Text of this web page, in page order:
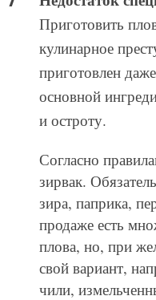
Приготовить
кулинарное
приготовлен
основной
и остроту.
Согласно
зирвак.
зира, паприка,
продаже есть
плова, но, при
свой вариант,
чили,